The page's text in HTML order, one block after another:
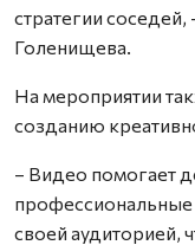
стратегии
Голенищева.
На мероприятии
созданию
– Видео помогает
профессиональные
своей аудиторией,